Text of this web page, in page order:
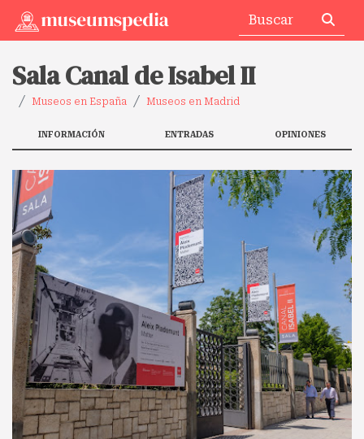
Sala Canal de Isabel II
Museos en España Museos en Madrid
INFORMACIÓN ENTRADAS OPINIONES